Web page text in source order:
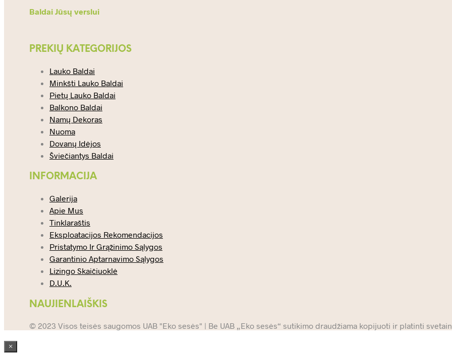
Baldai Jūsų verslui
PREKIŲ KATEGORIJOS
Lauko Baldai
Minkšti Lauko Baldai
Pietų Lauko Baldai
Balkono Baldai
Namų Dekoras
Nuoma
Dovanų Idėjos
Šviečiantys Baldai
INFORMACIJA
Galerija
Apie Mus
Tinklaraštis
Eksploatacijos Rekomendacijos
Pristatymo Ir Grąžinimo Sąlygos
Garantinio Aptarnavimo Sąlygos
Lizingo Skaičiuoklė
D.U.K.
NAUJIENLAIŠKIS
© 2023 Visos teisės saugomos UAB "Eko sesės" | Be UAB „Eko sesės“ sutikimo draudžiama kopijuoti ir platinti
×